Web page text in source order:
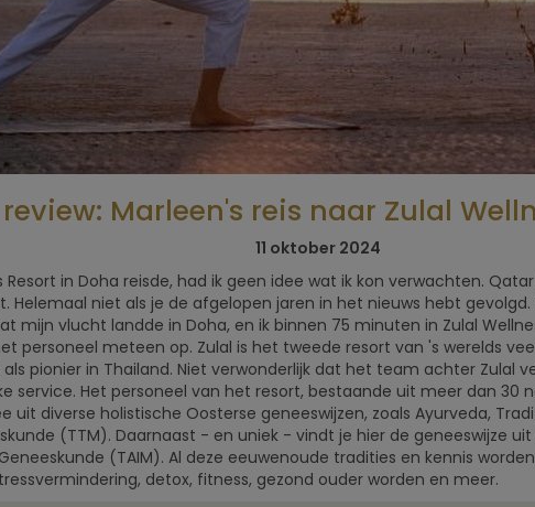
Marleen's reis naar Zulal
11 oktober 2024
Resort in Doha reisde, had ik geen idee wat ik kon verwachten.
Helemaal niet als je de afgelopen jaren in het nieuws hebt
mijn vlucht landde in Doha, en ik binnen 75 minuten in Zulal
personeel meteen op. Zulal is het tweede resort van 's werelds
pionier in Thailand. Niet verwonderlijk dat het team achter Zulal
service. Het personeel van het resort, bestaande uit meer dan 30
uit diverse holistische Oosterse geneeswijzen, zoals Ayurveda,
(TTM). Daarnaast - en uniek - vindt je hier de geneeswijze
(TAIM). Al deze eeuwenoude tradities en kennis
detox, fitness, gezond ouder worden en meer.
5x Beste
Retreats voor
mannen